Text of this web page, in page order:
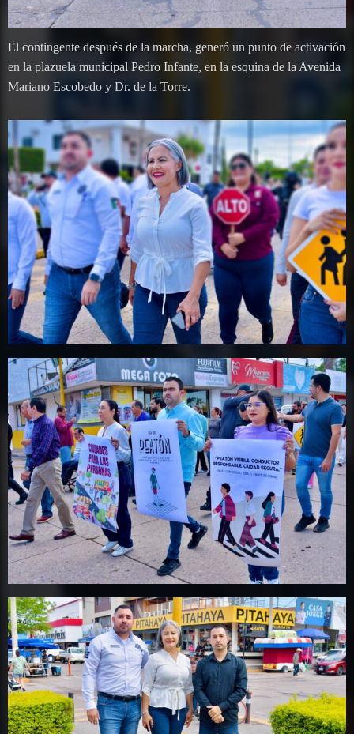
El contingente después de la marcha, generó un punto de activación
en la plazuela municipal Pedro Infante, en la esquina de la Avenida
Mariano Escobedo y Dr. de la Torre.